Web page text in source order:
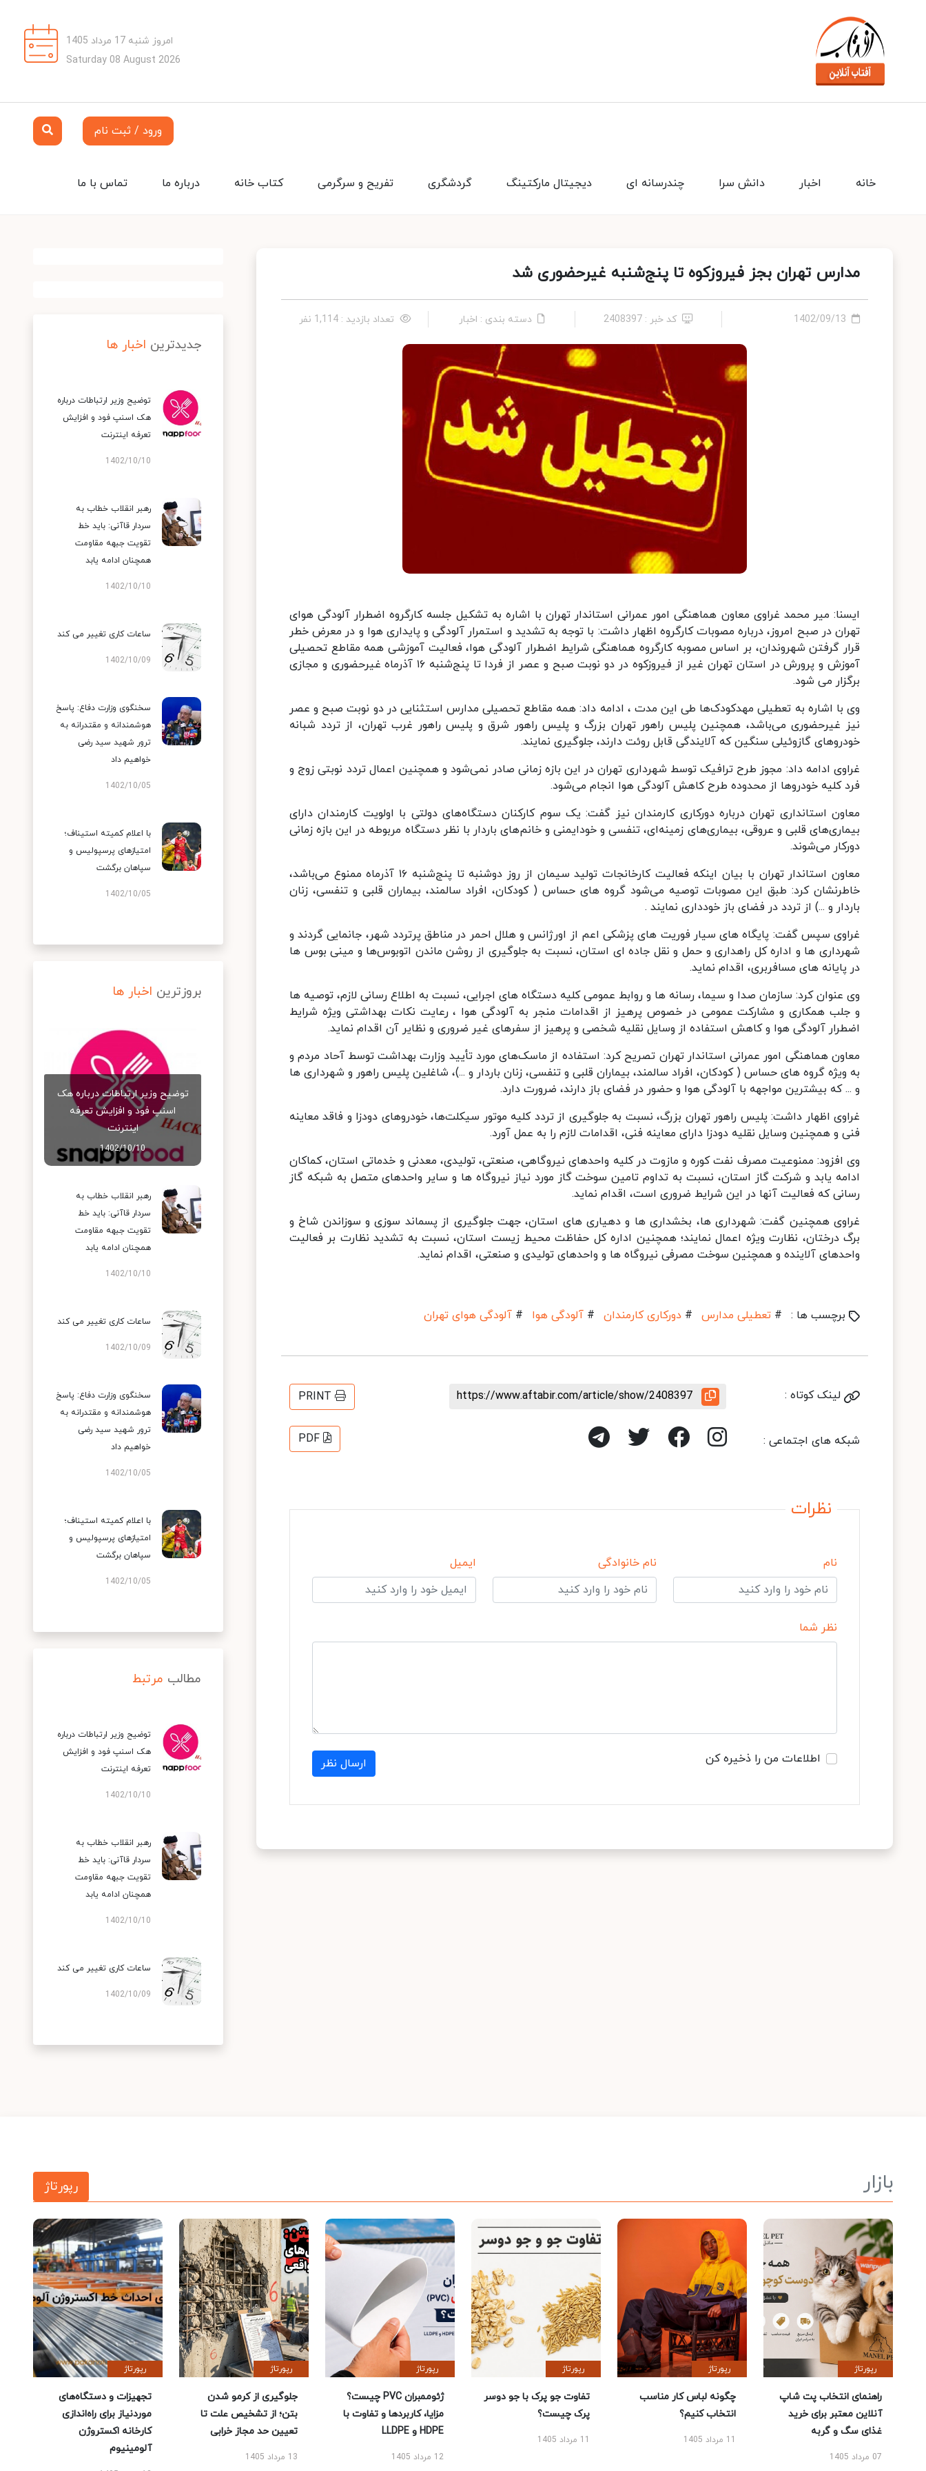
امروز شنبه 17 مرداد 1405
Saturday 08 August 2026
ورود / ثبت نام
تماس با ما درباره ما کتاب خانه تفریح و سرگرمی گردشگری دیجیتال مارکتینگ چندرسانه ای دانش سرا اخبار خانه
مدارس تهران بجز فیروزکوه تا پنج‌شنبه غیرحضوری شد
1402/09/13 کد خبر : 2408397 دسته بندی : اخبار تعداد بازدید : 1,114 نفر
ایسنا: میر محمد غراوی معاون هماهنگی امور عمرانی استاندار تهران با اشاره به تشکیل جلسه کارگروه اضطرار آلودگی هوای
تهران در صبح امروز، درباره مصوبات کارگروه اظهار داشت: با توجه به تشدید و استمرار آلودگی و پایداری هوا و در معرض خطر
قرار گرفتن شهروندان، بر اساس مصوبه کارگروه هماهنگی شرایط اضطرار آلودگی هوا، فعالیت آموزشی همه مقاطع تحصیلی
آموزش و پرورش در استان تهران غیر از فیروزکوه در دو نوبت صبح و عصر از فردا تا پنج‌شنبه ۱۶ آذرماه غیرحضوری و مجازی
برگزار می شود.
وی با اشاره به تعطیلی مهدکودک‌ها طی این مدت ، ادامه داد: همه مقاطع تحصیلی مدارس استثنایی در دو نوبت صبح و عصر
نیز غیرحضوری می‌باشد، همچنین پلیس راهور تهران بزرگ و پلیس راهور شرق و پلیس راهور غرب تهران، از تردد شبانه
خودروهای گازوئیلی سنگین که آلایندگی قابل روئت دارند، جلوگیری نمایند.
غراوی ادامه داد: مجوز طرح ترافیک توسط شهرداری تهران در این بازه زمانی صادر نمی‌شود و همچنین اعمال تردد نوبتی زوج و
فرد کلیه خودروها از محدوده طرح کاهش آلودگی هوا انجام می‌شود.
معاون استانداری تهران درباره دورکاری کارمندان نیز گفت: یک سوم کارکنان دستگاه‌های دولتی با اولویت کارمندان دارای
بیماری‌های قلبی و عروقی، بیماری‌های زمینه‌ای، تنفسی و خودایمنی و خانم‌های باردار با نظر دستگاه مربوطه در این بازه زمانی
دورکار می‌شوند.
معاون استاندار تهران با بیان اینکه فعالیت کارخانجات تولید سیمان از روز دوشنبه تا پنج‌شنبه ۱۶ آذرماه ممنوع می‌باشد،
خاطرنشان کرد: طبق این مصوبات توصیه می‌شود گروه های حساس ( کودکان، افراد سالمند، بیماران قلبی و تنفسی، زنان
باردار و ...) از تردد در فضای باز خودداری نمایند .
غراوی سپس گفت: پایگاه های سیار فوریت های پزشکی اعم از اورژانس و هلال احمر در مناطق پرتردد شهر، جانمایی گردند و
شهرداری ها و اداره کل راهداری و حمل و نقل جاده ای استان، نسبت به جلوگیری از روشن ماندن اتوبوس‌ها و مینی بوس ها
در پایانه های مسافربری، اقدام نماید.
وی عنوان کرد: سازمان صدا و سیما، رسانه ها و روابط عمومی کلیه دستگاه های اجرایی، نسبت به اطلاع رسانی لازم، توصیه ها
و جلب همکاری و مشارکت عمومی در خصوص پرهیز از اقدامات منجر به آلودگی هوا ، رعایت نکات بهداشتی ویژه شرایط
اضطرار آلودگی هوا و کاهش استفاده از وسایل نقلیه شخصی و پرهیز از سفرهای غیر ضروری و نظایر آن اقدام نماید.
معاون هماهنگی امور عمرانی استاندار تهران تصریح کرد: استفاده از ماسک‌های مورد تأیید وزارت بهداشت توسط آحاد مردم و
به ویژه گروه های حساس ( کودکان، افراد سالمند، بیماران قلبی و تنفسی، زنان باردار و ...)، شاغلین پلیس راهور و شهرداری ها
و ... که بیشترین مواجهه با آلودگی هوا و حضور در فضای باز دارند، ضرورت دارد.
غراوی اظهار داشت: پلیس راهور تهران بزرگ، نسبت به جلوگیری از تردد کلیه موتور سیکلت‌ها، خودروهای دودزا و فاقد معاینه
فنی و همچنین وسایل نقلیه دودزا دارای معاینه فنی، اقدامات لازم را به عمل آورد.
وی افزود: ممنوعیت مصرف نفت کوره و مازوت در کلیه واحدهای نیروگاهی، صنعتی، تولیدی، معدنی و خدماتی استان، کماکان
ادامه یابد و شرکت گاز استان، نسبت به تداوم تامین سوخت گاز مورد نیاز نیروگاه ها و سایر واحدهای متصل به شبکه گاز
رسانی که فعالیت آنها در این شرایط ضروری است، اقدام نماید.
غراوی همچنین گفت: شهرداری ها، بخشداری ها و دهیاری های استان، جهت جلوگیری از پسماند سوزی و سوزاندن شاخ و
برگ درختان، نظارت ویژه اعمال نمایند؛ همچنین اداره کل حفاظت محیط زیست استان، نسبت به تشدید نظارت بر فعالیت
واحدهای آلاینده و همچنین سوخت مصرفی نیروگاه ها و واحدهای تولیدی و صنعتی، اقدام نماید.
برچسب ها : # تعطیلی مدارس # دورکاری کارمندان # آلودگی هوا # آلودگی هوای تهران
لینک کوتاه : https://www.aftabir.com/article/show/2408397
PRINT
شبکه های اجتماعی : PDF
نظرات
نام نام خانوادگی ایمیل
نظر شما
اطلاعات من را ذخیره کن ارسال نظر
جدیدترین اخبار ها
توضیح وزیر ارتباطات درباره
هک اسنپ‌ فود و افزایش
تعرفه اینترنت
1402/10/10
رهبر انقلاب خطاب به
سردار قاآنی: باید خط
تقویت جبهه مقاومت
همچنان ادامه یابد
1402/10/10
ساعات کاری تغییر می‌ کند
1402/10/09
سخنگوی وزارت دفاع: پاسخ
هوشمندانه و مقتدرانه به
ترور شهید سید رضی
خواهیم داد
1402/10/05
با اعلام کمیته استیناف؛
امتیازهای پرسپولیس و
سپاهان برگشت
1402/10/05
بروزترین اخبار ها
توضیح وزیر ارتباطات درباره هک
اسنپ‌ فود و افزایش تعرفه
اینترنت
1402/10/10
رهبر انقلاب خطاب به
سردار قاآنی: باید خط
تقویت جبهه مقاومت
همچنان ادامه یابد
1402/10/10
ساعات کاری تغییر می‌ کند
1402/10/09
سخنگوی وزارت دفاع: پاسخ
هوشمندانه و مقتدرانه به
ترور شهید سید رضی
خواهیم داد
1402/10/05
با اعلام کمیته استیناف؛
امتیازهای پرسپولیس و
سپاهان برگشت
1402/10/05
مطالب مرتبط
توضیح وزیر ارتباطات درباره
هک اسنپ‌ فود و افزایش
تعرفه اینترنت
1402/10/10
رهبر انقلاب خطاب به
سردار قاآنی: باید خط
تقویت جبهه مقاومت
همچنان ادامه یابد
1402/10/10
ساعات کاری تغییر می‌ کند
1402/10/09
بازار رپورتاژ
رپورتاژ
راهنمای انتخاب پت شاپ
آنلاین معتبر برای خرید
غذای سگ و گربه
07 مرداد 1405
رپورتاژ
چگونه لباس کار مناسب
انتخاب کنیم؟
11 مرداد 1405
رپورتاژ
تفاوت جو پرک با جو دوسر
پرک چیست؟
11 مرداد 1405
رپورتاژ
ژئوممبران PVC چیست؟
مزایا، کاربردها و تفاوت با
HDPE و LLDPE
12 مرداد 1405
رپورتاژ
جلوگیری از کرمو شدن
بتن؛ از تشخیص علت تا
تعیین حد مجاز خرابی
13 مرداد 1405
رپورتاژ
تجهیزات و دستگاه‌های
موردنیاز برای راه‌اندازی
کارخانه اکستروژن
آلومینیوم